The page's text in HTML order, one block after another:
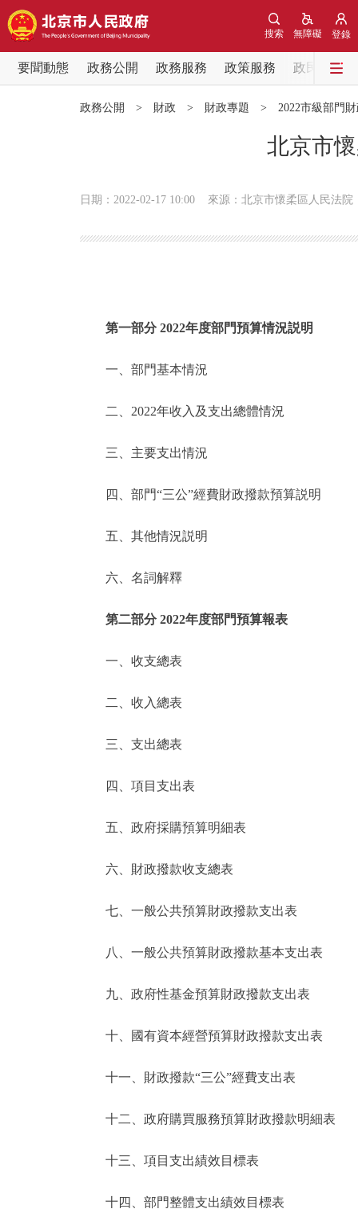
登錄
無障礙
搜索
要聞動態 政務公開 政務服務 政策服務
政民互動
便民服務
仲介服務
政民互動
12345網上接訴即辦
參與調查
走進北京
北京概況
綠色北京
ENGLISH
政務公開 > 財政 > 財政專題 > 2022市級部門
北京市
日期：2022-02-17 10:00 來源：北京市懷柔區人民法院
第一部分 2022年度部門預算情況説明
一、部門基本情況
二、2022年收入及支出總體情況
三、主要支出情況
四、部門“三公”經費財政撥款預算説明
五、其他情況説明
六、名詞解釋
第二部分 2022年度部門預算報表
一、收支總表
二、收入總表
三、支出總表
四、項目支出表
五、政府採購預算明細表
六、財政撥款收支總表
七、一般公共預算財政撥款支出表
八、一般公共預算財政撥款基本支出表
九、政府性基金預算財政撥款支出表
十、國有資本經營預算財政撥款支出表
十一、財政撥款“三公”經費支出表
十二、政府購買服務預算財政撥款明細表
十三、項目支出績效目標表
十四、部門整體支出績效目標表